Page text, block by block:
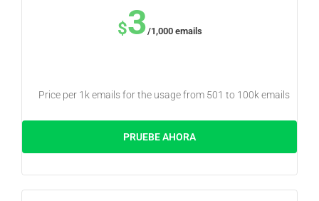
$3/1,000 emails
Price per 1k emails for the usage from 501 to 100k emails
PRUEBE AHORA